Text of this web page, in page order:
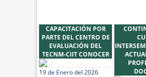
CAPACITACIÓN POR
PARTE DEL CENTRO DE
EVALUACIÓN DEL
TECNM-CIIT CONOCER
19 de Enero del 2026